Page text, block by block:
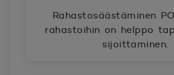
Rahastosäästäminen
rahastoihin on helppo
sijoittaminen.